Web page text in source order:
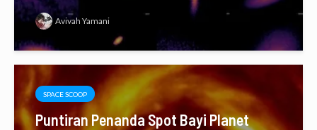
Avivah Yamani
SPACE SCOOP
Puntiran Penanda Spot Bayi Planet